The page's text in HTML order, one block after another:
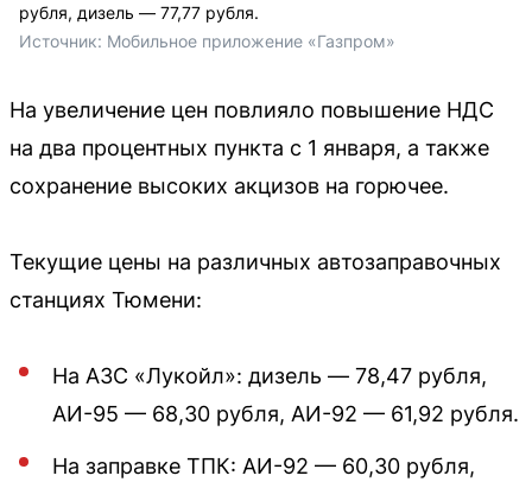
рубля, дизель — 77,77 рубля.
Источник: Мобильное приложение «Газпром»
На увеличение цен повлияло повышение НДС
на два процентных пункта с 1 января, а также
сохранение высоких акцизов на горючее.
Текущие цены на различных автозаправочных
станциях Тюмени:
На АЗС «Лукойл»: дизель — 78,47 рубля,
АИ-95 — 68,30 рубля, АИ-92 — 61,92 рубля.
На заправке ТПК: АИ-92 — 60,30 рубля,